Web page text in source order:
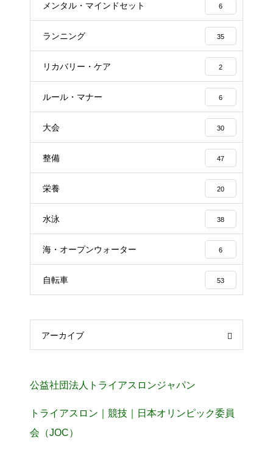
メンタル・マインドセット 6
ランニング 35
リカバリー・ケア 2
ルール・マナー 6
大会 30
整備 47
栄養 20
水泳 38
海・オープンウォーター 6
自転車 53
アーカイブ
公益社団法人トライアスロンジャパン
トライアスロン｜競技｜日本オリンピック委員
会（JOC）